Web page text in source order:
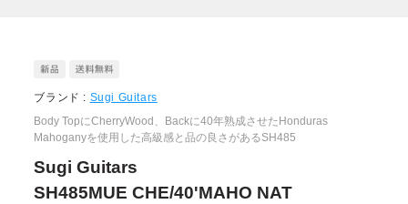
ブランド : Sugi Guitars
Body TopにCherryWood、Backに40年熟成させたHonduras
Mahoganyを使用した高級感と品の良さがあるSH485
Sugi Guitars
SH485MUE CHE/40'MAHO NAT